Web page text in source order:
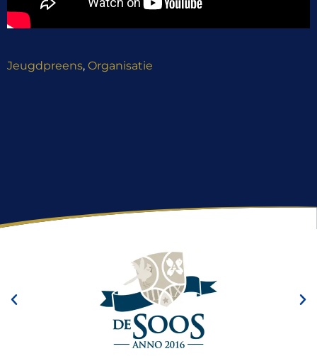
Jeugdpreens, Organisatie